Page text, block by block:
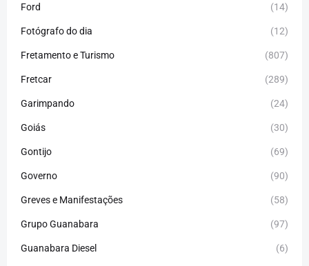
Ford (14)
Fotógrafo do dia (12)
Fretamento e Turismo (807)
Fretcar (289)
Garimpando (24)
Goiás (30)
Gontijo (69)
Governo (90)
Greves e Manifestações (58)
Grupo Guanabara (97)
Guanabara Diesel (6)